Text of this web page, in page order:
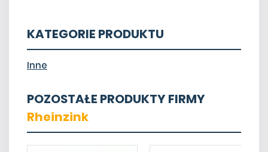
KATEGORIE PRODUKTU
Inne
POZOSTAŁE PRODUKTY FIRMY
Rheinzink